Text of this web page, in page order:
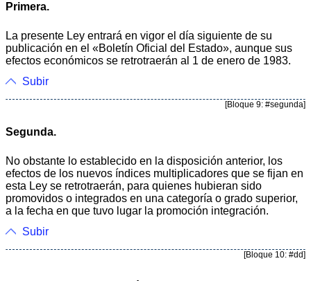
Primera.
La presente Ley entrará en vigor el día siguiente de su
publicación en el «Boletín Oficial del Estado», aunque sus
efectos económicos se retrotraerán al 1 de enero de 1983.
Subir
[Bloque 9: #segunda]
Segunda.
No obstante lo establecido en la disposición anterior, los
efectos de los nuevos índices multiplicadores que se fijan en
esta Ley se retrotraerán, para quienes hubieran sido
promovidos o integrados en una categoría o grado superior,
a la fecha en que tuvo lugar la promoción integración.
Subir
[Bloque 10: #dd]